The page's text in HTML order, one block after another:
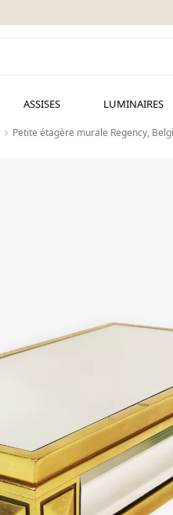
ASSISES LUMINAIRES
Petite étagère murale Regency,